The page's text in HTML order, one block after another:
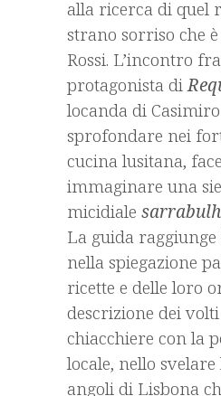
alla ricerca di quel
strano sorriso che
Rossi. L’incontro
protagonista di
locanda di
sprofondare nei
cucina lusitana,
immaginare una
micidiale
La guida raggiunge
nella spiegazione
ricette e delle loro
descrizione dei
chiacchiere con la
locale, nello
angoli di Lisbona